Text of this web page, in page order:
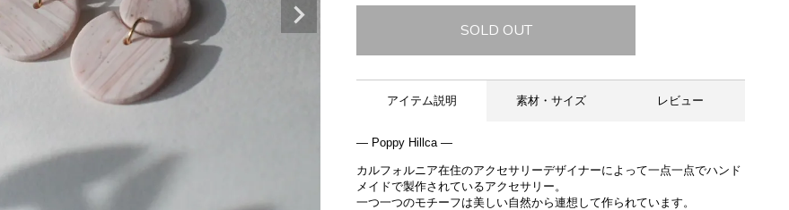
SOLD OUT
アイテム説明 素材・サイズ レビュー
― Poppy Hillca ―
カルフォルニア在住のアクセサリーデザイナーによって一点一点でハンド
メイドで製作されているアクセサリー。
一つ一つのモチーフは美しい自然から連想して作られています。